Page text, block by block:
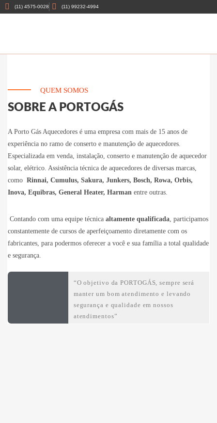
(11) 4575-0028 (11) 99232-4994
QUEM SOMOS
SOBRE A PORTOGÁS
A Porto Gás Aquecedores é uma empresa com mais de 15 anos de
experiência no ramo de conserto e manutenção de aquecedores.
Especializada em venda, instalação, conserto e manutenção de aquecedor
solar, elétrico. Assistência técnica de aquecedores de diversas marcas,
como Rinnai, Cumulus, Sakura, Junkers, Bosch, Rowa, Orbis,
Inova, Equibras, General Heater, Harman entre outras.
Contando com uma equipe técnica altamente qualificada , participamos
constantemente de cursos de aperfeiçoamento diretamente com os
fabricantes, para podermos oferecer a você e sua família a total qualidade
e segurança.
“O objetivo da PORTOGÁS, sempre será
manter um bom atendimento e levando
segurança e qualidade em nossos
atendimentos”